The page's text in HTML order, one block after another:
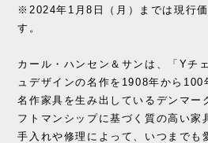
※2024年1月8日（月）までは現行
す。
カール・ハンセン＆サンは、「Yチ
ュデザインの名作を1908年から100
名作家具を生み出しているデンマー
フトマンシップに基づく質の高い家
手入れや修理によって、いつまでも